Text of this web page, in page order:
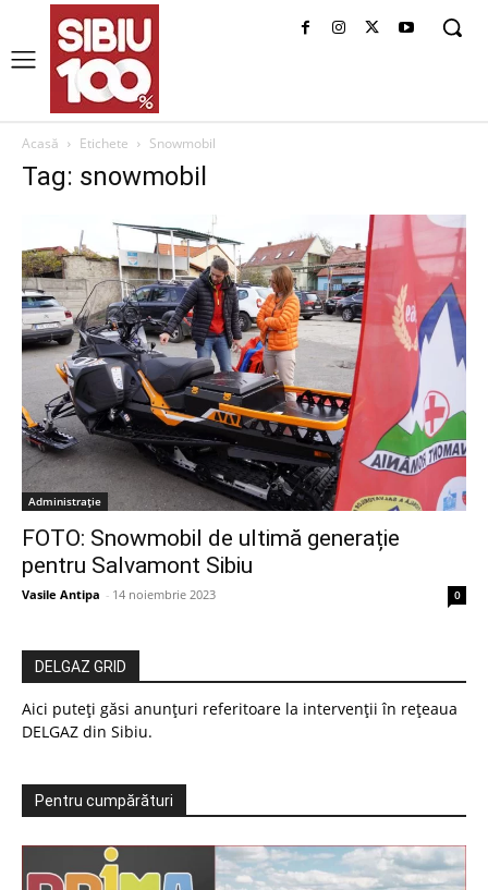
Acasă Etichete Snowmobil
Tag: snowmobil
Administrație
FOTO: Snowmobil de ultimă generație
pentru Salvamont Sibiu
Vasile Antipa - 14 noiembrie 2023 0
DELGAZ GRID
Aici puteți găsi anunțuri referitoare la intervenții în rețeaua
DELGAZ din Sibiu.
Pentru cumpărături